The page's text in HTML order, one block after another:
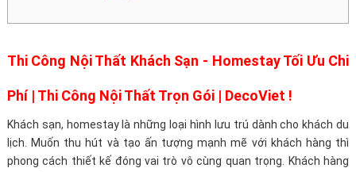
Thi Công Nội Thất Khách Sạn - Homestay Tối Ưu Chi
Phí | Thi Công Nội Thất Trọn Gói | DecoViet !
Khách sạn, homestay là những loại hình lưu trú dành cho khách du
lịch. Muốn thu hút và tạo ấn tượng mạnh mẽ với khách hàng thì
phong cách thiết kế đóng vai trò vô cùng quan trọng. Khách hàng